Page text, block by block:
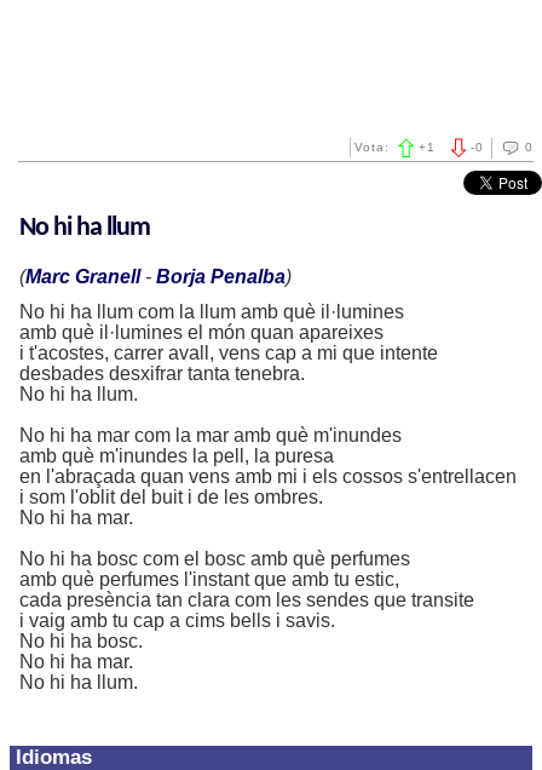
0
-0
Vota: +1
Idiomas
No hi ha llum
(Marc Granell- Borja Penalba)
No hi ha llum com la llum amb què il·lumines
amb què il·lumines el món quan apareixes
i t'acostes, carrer avall, vens cap a mi que intente
desbades desxifrar tanta tenebra.
No hi ha llum.
No hi ha mar com la mar amb què m'inundes
amb què m'inundes la pell, la puresa
en l'abraçada quan vens amb mi i els cossos s'entrellacen
i som l'oblit del buit i de les ombres.
No hi ha mar.
No hi ha bosc com el bosc amb què perfumes
amb què perfumes l'instant que amb tu estic,
cada presència tan clara com les sendes que transite
i vaig amb tu cap a cims bells i savis.
No hi ha bosc.
No hi ha mar.
No hi ha llum.